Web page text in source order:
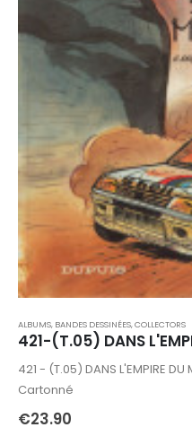
ALBUMS, BANDES DESSINÉES,COLLECTORS
421-(T.05) DANS
421 - (T.05) DANS L'EMPIRE DU
Cartonné
€23.90